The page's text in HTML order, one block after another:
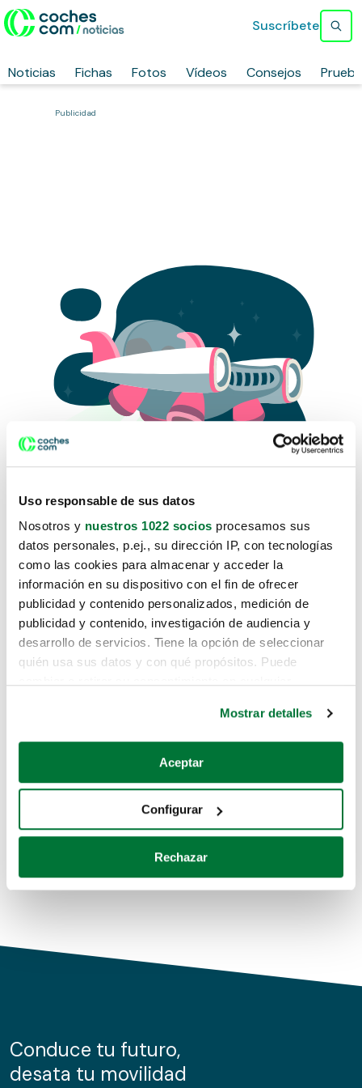
Uso responsable de sus datos
Nosotros y nuestros 1022 socios procesamos sus
datos personales, p.ej., su dirección IP, con tecnologías
como las cookies para almacenar y acceder la
información en su dispositivo con el fin de ofrecer
publicidad y contenido personalizados, medición de
publicidad y contenido, investigación de audiencia y
desarrollo de servicios. Tiene la opción de seleccionar
quién usa sus datos y con qué propósitos. Puede
Si lo permite, también quisiéramos:
Recopilar información sobre su ubicación geográfica
Identificar su dispositivo analizándolo activamente
para buscar características específicas (huellas
Obtenga más información sobre cómo se procesan sus
de cookies.
información sobre el uso que haga del sitio web con
nuestros partners de redes sociales, publicidad y análisis
Mostrar detalles
Aceptar
Configurar
Rechazar
Noticias Fichas Fotos Vídeos Consejos
Suscríbete
Publicidad
Lo sentimos, no sabemos como
te hemos traido hasta aquí.
Pero puedes encontrar el coche que estás
buscando en alguno de estos enlaces:
Coches de segunda mano
Coches de km0
Conduce tu futuro,
desata tu movilidad